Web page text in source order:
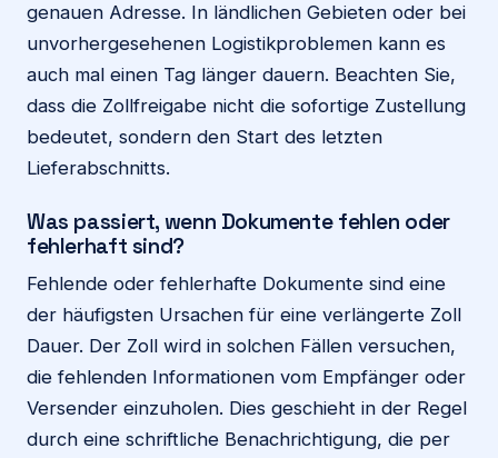
genauen Adresse. In ländlichen Gebieten oder bei
unvorhergesehenen Logistikproblemen kann es
auch mal einen Tag länger dauern. Beachten Sie,
dass die Zollfreigabe nicht die sofortige Zustellung
bedeutet, sondern den Start des letzten
Lieferabschnitts.
Was passiert, wenn Dokumente fehlen oder
fehlerhaft sind?
Fehlende oder fehlerhafte Dokumente sind eine
der häufigsten Ursachen für eine verlängerte Zoll
Dauer. Der Zoll wird in solchen Fällen versuchen,
die fehlenden Informationen vom Empfänger oder
Versender einzuholen. Dies geschieht in der Regel
durch eine schriftliche Benachrichtigung, die per